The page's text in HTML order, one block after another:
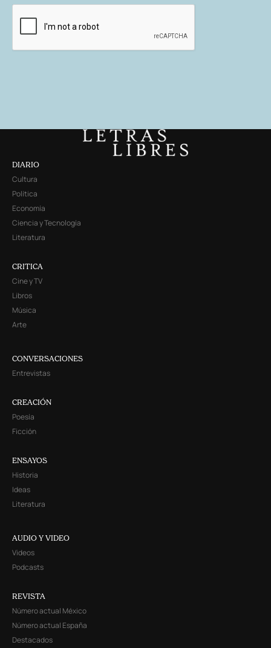
DIARIO
Cultura
Política
Economía
Ciencia y Tecnología
Literatura
CRITICA
Cine y TV
Libros
Música
Arte
CONVERSACIONES
Entrevistas
CREACIÓN
Poesía
Ficción
ENSAYOS
Historia
Ideas
Literatura
AUDIO Y VIDEO
Videos
Podcasts
REVISTA
Número actual México
Número actual España
Destacados